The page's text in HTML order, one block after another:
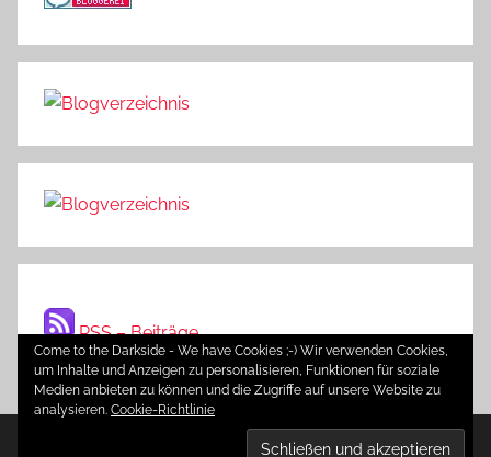
RSS – Beiträge
Come to the Darkside - We have Cookies ;-) Wir verwenden Cookies,
um Inhalte und Anzeigen zu personalisieren, Funktionen für soziale
Medien anbieten zu können und die Zugriffe auf unsere Website zu
analysieren. Cookie-Richtlinie